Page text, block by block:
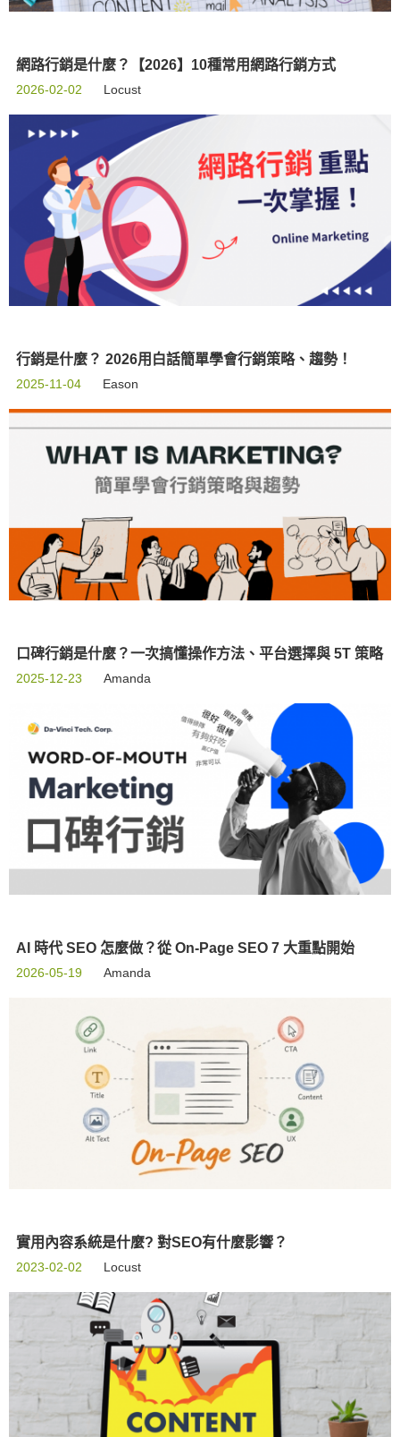
網路行銷是什麼？【2026】10種常用網路行銷方式
2026-02-02 Locust
行銷是什麼？ 2026用白話簡單學會行銷策略、趨勢！
2025-11-04 Eason
口碑行銷是什麼？一次搞懂操作方法、平台選擇與 5T 策略
2025-12-23 Amanda
AI 時代 SEO 怎麼做？從 On-Page SEO 7 大重點開始
2026-05-19 Amanda
實用內容系統是什麼? 對SEO有什麼影響？
2023-02-02 Locust